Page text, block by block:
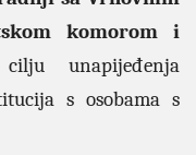
komorom i
unapijeđenja
s osobama s